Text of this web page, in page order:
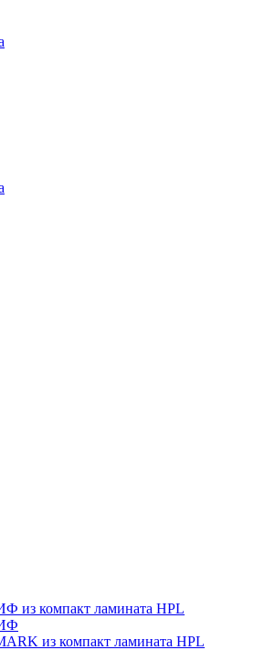
из компакт ламината HPL
из компакт ламината HPL